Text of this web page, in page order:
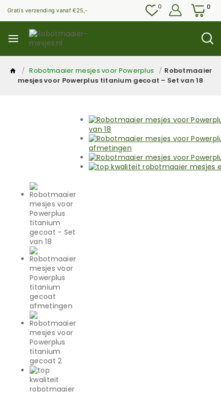
Gratis verzending vanaf €25,- 0 0
/ Robotmaaier mesjes voor Powerplus / Robotmaaier
mesjes voor Powerplus titanium gecoat – Set van 18